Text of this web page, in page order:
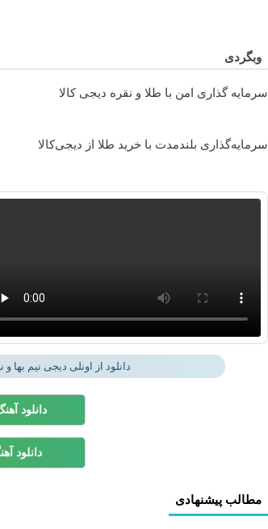
وبگردی
سرمایه گذاری امن با طلا و نقره دیجی کالا
سرمایه‌گذاری بلندمدت با خرید طلا از دیجی‌کالا
دانلود از اونلی دیجی نیم
دانلود
دانلود
مطالب پیشنهادی